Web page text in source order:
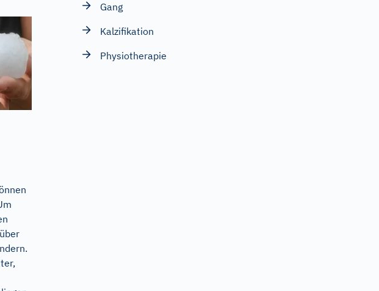
Gang
Kalzifikation
Physiotherapie